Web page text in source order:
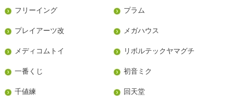
フリーイング プラム
プレイアーツ改 メガハウス
メディコムトイ リボルテックヤマグチ
一番くじ 初音ミク
千値練 回天堂